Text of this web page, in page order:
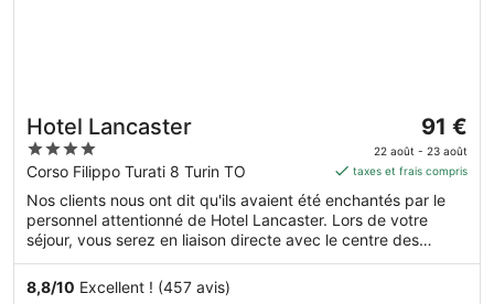
Hotel Lancaster
4
out
of
5
Corso Filippo Turati 8 Turin TO
Le
prix
est
de 91 €
par
nuit
91 €
22 août - 23 août
taxes et frais compris
Nos clients nous ont dit qu'ils avaient été enchantés par le
personnel attentionné de Hotel Lancaster. Lors de votre
séjour, vous serez en liaison directe avec le centre des
congrès et à seulement quelques minutes de marche de
Hôpital Mauriziano Umberto. Dans cet hébergement, vous
profiterez de prestations de choix comme le petit déjeuner
8,8/10 Excellent ! (457 avis)